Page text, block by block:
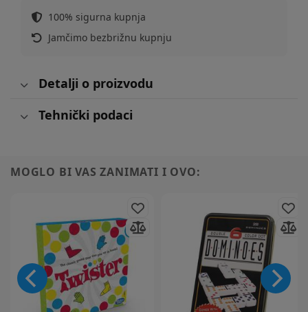
100% sigurna kupnja
Jamčimo bezbrižnu kupnju
Detalji o proizvodu
Tehnički podaci
MOGLO BI VAS ZANIMATI I OVO: